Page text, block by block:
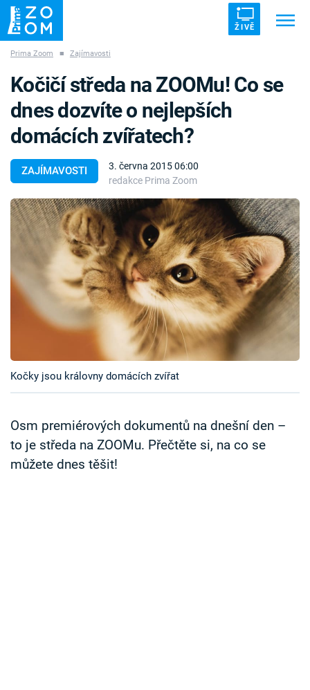
ŽIVĚ
ZÁHADY VETŘELCI DÁVNOVĚKU
Témata
Témata
Pořady
TV Program
Časopis
Sledujte prima+
Sledujte nás
Prima Zoom ■ Zajímavosti
ZAJÍMAVOSTI
3. června 2015 06:00
redakce Prima Zoom
Kočičí středa na ZOOMu! Co se
dnes dozvíte o nejlepších
domácích zvířatech?
Kočky jsou královny domácích zvířat
Osm premiérových dokumentů na dnešní den –
to je středa na ZOOMu. Přečtěte si, na co se
můžete dnes těšit!